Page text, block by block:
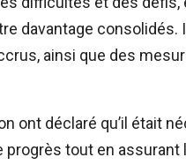
davantage
ainsi que des
ont déclaré qu’il était
tout en assurant